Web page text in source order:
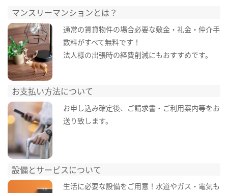
マンスリーマンションとは？
通常の賃貸物件の場合必要な敷金・礼金・仲介手
数料がすべて無料です！
法人様の出張時の経費削減にもおすすめです。
お支払い方法について
お申し込み確定後、ご請求書・ご利用案内等をお
送り致します。
設備とサービスについて
生活に必要な設備をご用意！水道やガス・電気も